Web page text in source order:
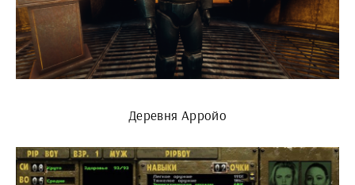
Деревня Арройо